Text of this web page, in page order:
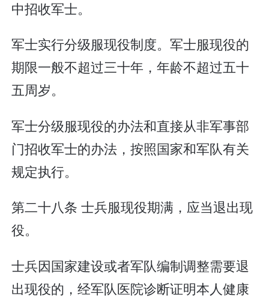
中招收军士。
军士实行分级服现役制度。军士服现役的
期限一般不超过三十年，年龄不超过五十
五周岁。
军士分级服现役的办法和直接从非军事部
门招收军士的办法，按照国家和军队有关
规定执行。
第二十八条 士兵服现役期满，应当退出现
役。
士兵因国家建设或者军队编制调整需要退
出现役的，经军队医院诊断证明本人健康